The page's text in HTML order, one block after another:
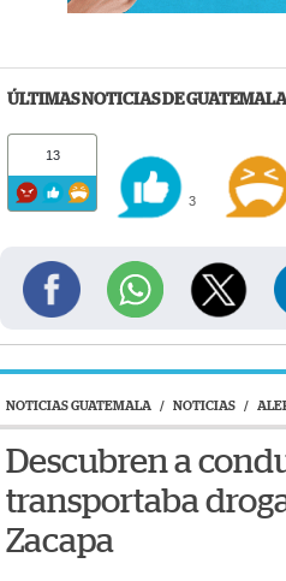
ÚLTIMAS NOTICIAS DE
13
3
NOTICIAS GUATEMALA / NOTICIAS /
Descubren a
transportaba
Zacapa